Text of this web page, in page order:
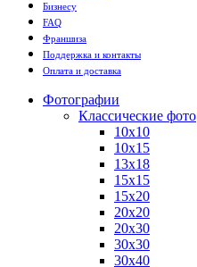
Бизнесу
FAQ
Франшиза
Поддержка и контакты
Оплата и доставка
Фотографии
Классические фото
10х10
10х15
13х18
15х15
15х20
20х20
20х30
30х30
30х40